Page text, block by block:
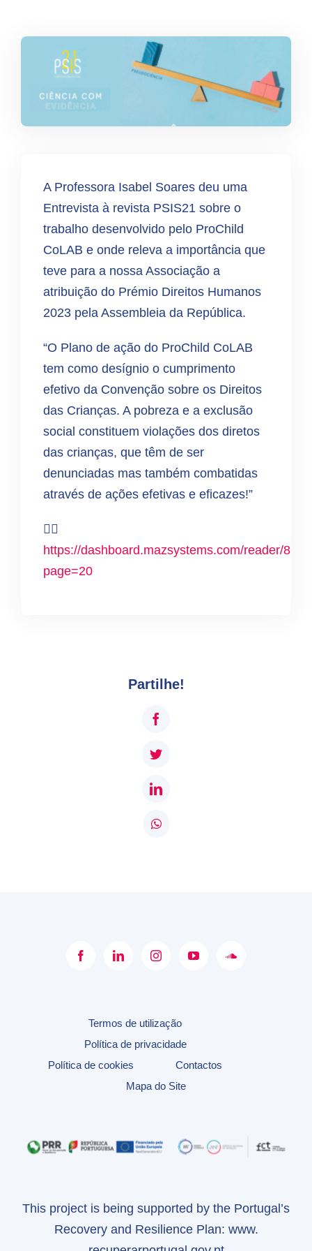
A Professora Isabel Soares deu uma
Entrevista à revista PSIS21 sobre o
trabalho desenvolvido pelo ProChild
CoLAB e onde releva a importância que
teve para a nossa Associação a
atribuição do Prémio Direitos Humanos
2023 pela Assembleia da República.
“O Plano de ação do ProChild CoLAB
tem como desígnio o cumprimento
efetivo da Convenção sobre os Direitos
das Crianças. A pobreza e a exclusão
social constituem violações dos diretos
das crianças, que têm de ser
denunciadas mas também combatidas
através de ações efetivas e eficazes!”
👉🏻
https://dashboard.mazsystems.com/reader/
page=20
Partilhe!
Facebook
Twitter
LinkedIn
WhatsApp
Termos de utilização
Política de privacidade
Política de cookies
Contactos
Mapa do Site
This project is being supported by the Portugal’s
Recovery and Resilience Plan: www.